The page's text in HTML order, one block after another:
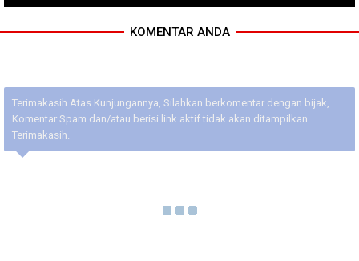
KOMENTAR ANDA
Terimakasih Atas Kunjungannya, Silahkan berkomentar dengan bijak,
Komentar Spam dan/atau berisi link aktif tidak akan ditampilkan.
Terimakasih.